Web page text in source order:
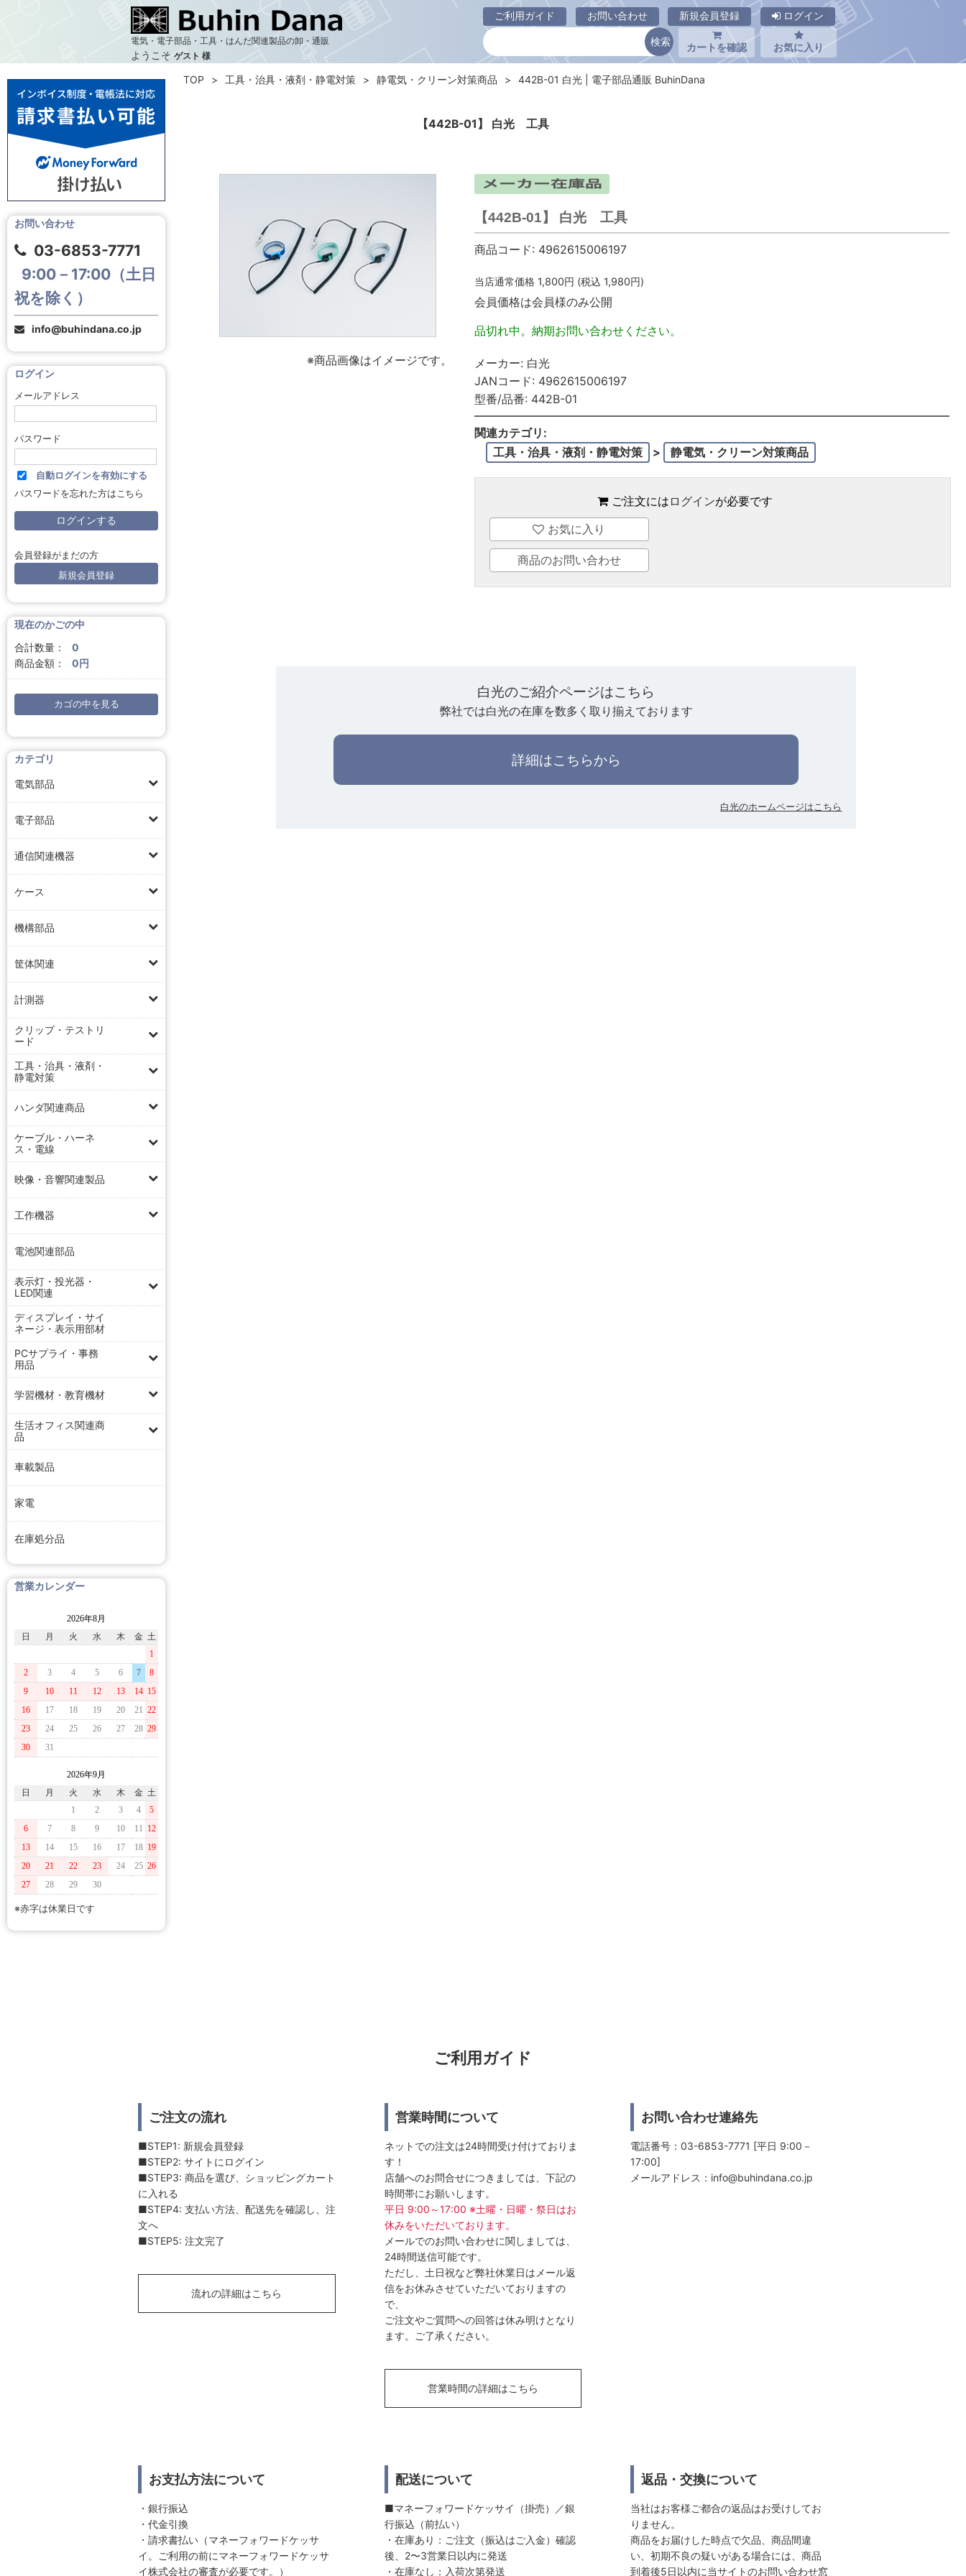
電気・電子部品・工具・はんだ関連製品の卸・通販
ようこそ ゲスト 様
ご利用ガイド お問い合わせ 新規会員登録 ログイン
カートを確認 お気に入り
【442B-01】 白光 工具
お問い合わせ
03-6853-7771
9:00－17:00（土日
祝を除く）
info@buhindana.co.jp
ログイン
メールアドレス
パスワード
自動ログインを有効にする
パスワードを忘れた方はこちら
会員登録がまだの方
新規会員登録
現在のかごの中
合計数量：
0
商品金額：
0円
カゴの中を見る
カテゴリ
電気部品
電子部品
通信関連機器
ケース
機構部品
筐体関連
計測器
クリップ・テストリ
ード
工具・治具・液剤・
静電対策
ハンダ関連商品
ケーブル・ハーネ
ス・電線
映像・音響関連製品
工作機器
電池関連部品
表示灯・投光器・
LED関連
ディスプレイ・サイ
ネージ・表示用部材
PCサプライ・事務
用品
学習機材・教育機材
生活オフィス関連商
品
車載製品
家電
在庫処分品
営業カレンダー
2026年8月
日
月 火 水 木 金 土
1
2
3 4 5 6 7
8
9
10 11 12 13 14 15
16
17 18 19 20 21 22
23
24 25 26 27 28 29
30
31
2026年9月
日
月 火 水 木 金 土
1
2 3 4
5
6
7 8 9 10 11 12
13
14 15 16 17 18 19
20
21 22 23 24 25 26
27
28 29 30
※赤字は休業日です
TOP 工具・治具・液剤・静電対策 静電気・クリーン対策商品 442B-01 白光 | 電子部品通販 BuhinDana
※商品画像はイメージです。
【442B-01】 白光 工具
商品コード: 4962615006197
当店通常価格 1,800円 (税込 1,980円)
会員価格は会員様のみ公開
品切れ中。納期お問い合わせください。
メーカー: 白光
JANコード: 4962615006197
型番/品番: 442B-01
関連カテゴリ:
工具・治具・液剤・静電対策
> 静電気・クリーン対策商品
ご注文には ログインが必要です
お気に入り
商品のお問い合わせ
白光のご紹介ページはこちら
弊社では白光の在庫を数多く取り揃えております
詳細はこちらから
白光のホームページはこちら
ご利用ガイド
ご注文の流れ
■STEP1: 新規会員登録
■STEP2: サイトにログイン
■STEP3: 商品を選び、ショッピングカート
に入れる
■STEP4: 支払い方法、配送先を確認し、注
文へ
■STEP5: 注文完了
流れの詳細はこちら
営業時間について
ネットでの注文は24時間受け付けておりま
す！
店舗へのお問合せにつきましては、下記の
時間帯にお願いします。
平日 9:00～17:00 ※土曜・日曜・祭日はお
休みをいただいております。
メールでのお問い合わせに関しましては、
24時間送信可能です。
ただし、土日祝など弊社休業日はメール返
信をお休みさせていただいておりますの
で、
ご注文やご質問への回答は休み明けとなり
ます。ご了承ください。
営業時間の詳細はこちら
お問い合わせ連絡先
電話番号：03-6853-7771 [平日 9:00－
17:00]
メールアドレス： info@buhindana.co.jp
お支払方法について
・銀行振込
・代金引換
・請求書払い（マネーフォワードケッサ
イ。ご利用の前にマネーフォワードケッサ
イ株式会社の審査が必要です。）
配送について
■マネーフォワードケッサイ（掛売）／銀
行振込（前払い）
・在庫あり：ご注文（振込はご入金）確認
後、2〜3営業日以内に発送
・在庫なし：入荷次第発送
返品・交換について
当社はお客様ご都合の返品はお受けしてお
りません。
商品をお届けした時点で欠品、商品間違
い、初期不良の疑いがある場合には、商品
到着後5日以内に当サイトのお問い合わせ窓